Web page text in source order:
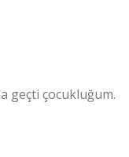
geçti çocukluğum.